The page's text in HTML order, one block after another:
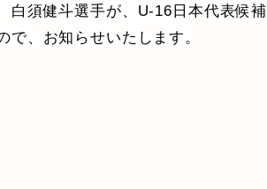
白須健斗選手が、U-16日本代表候
で、お知らせいたします。